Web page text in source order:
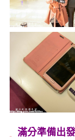
滿分準備出